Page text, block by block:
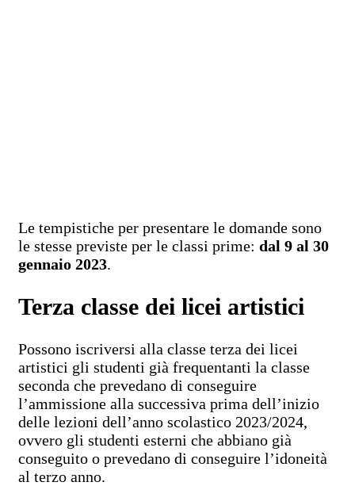
Le tempistiche per presentare le domande sono
le stesse previste per le classi prime: dal 9 al 30
gennaio 2023.
Terza classe dei licei artistici
Possono iscriversi alla classe terza dei licei
artistici gli studenti già frequentanti la classe
seconda che prevedano di conseguire
l’ammissione alla successiva prima dell’inizio
delle lezioni dell’anno scolastico 2023/2024,
ovvero gli studenti esterni che abbiano già
conseguito o prevedano di conseguire l’idoneità
al terzo anno.